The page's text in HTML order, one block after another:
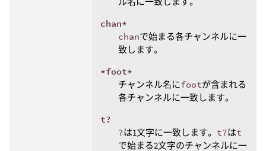
chan*
chanで始まる各チャンネルに一
致します。
*foot*
チャンネル名にfootが含まれる
各チャンネルに一致します。
t?
?は1文字に一致します。 t?はt
で始まる2文字のチャンネルに一